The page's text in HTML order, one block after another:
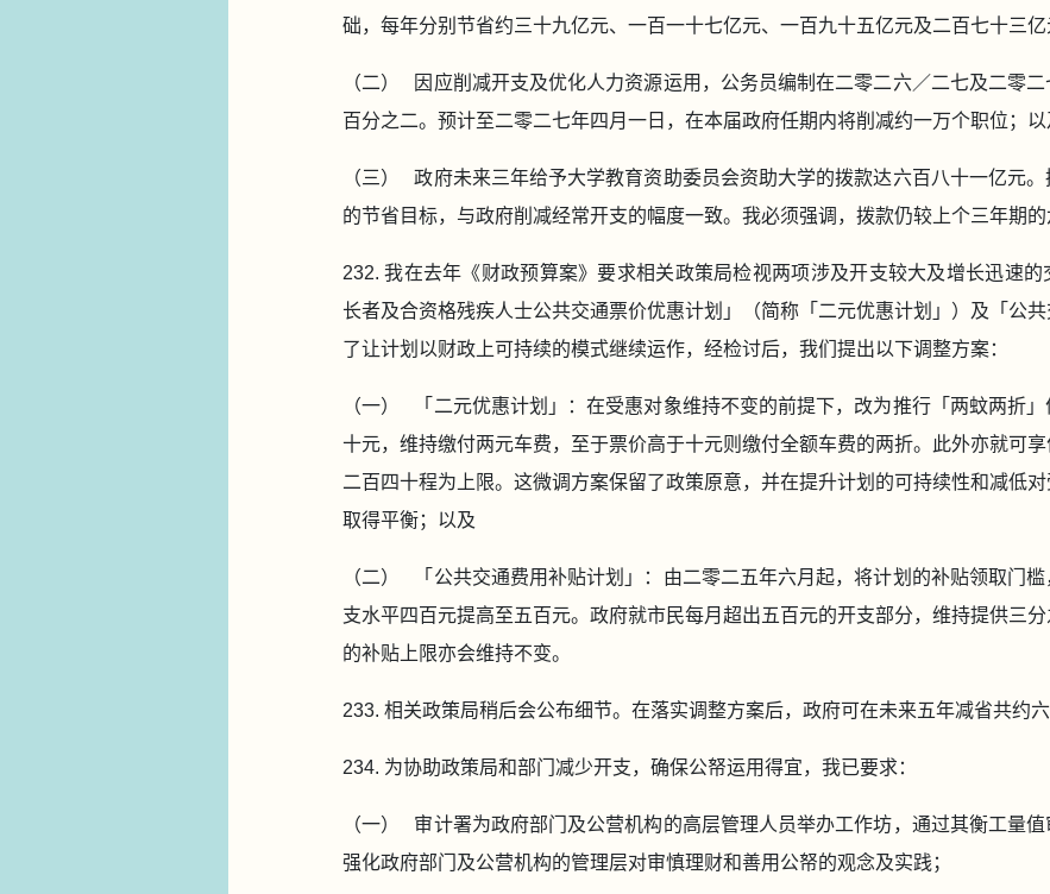
础，每年分别节省约三十九亿元、一百一十七亿元、一百九十五亿元及二百七十三亿
（二） 因应削减开支及优化人力资源运用，公务员编制在二零二六／二七及二零
百分之二。预计至二零二七年四月一日，在本届政府任期内将削减约一万个职位；以
（三） 政府未来三年给予大学教育资助委员会资助大学的拨款达六百八十一亿元
的节省目标，与政府削减经常开支的幅度一致。我必须强调，拨款仍较上个三年期的
232. 我在去年《财政预算案》要求相关政策局检视两项涉及开支较大及增长迅速
长者及合资格残疾人士公共交通票价优惠计划」（简称「二元优惠计划」）及「公
了让计划以财政上可持续的模式继续运作，经检讨后，我们提出以下调整方案：
（一） 「二元优惠计划」：在受惠对象维持不变的前提下，改为推行「两蚊两折
十元，维持缴付两元车费，至于票价高于十元则缴付全额车费的两折。此外亦就可
二百四十程为上限。这微调方案保留了政策原意，并在提升计划的可持续性和减低
取得平衡；以及
（二） 「公共交通费用补贴计划」：由二零二五年六月起，将计划的补贴领取门
支水平四百元提高至五百元。政府就市民每月超出五百元的开支部分，维持提供三
的补贴上限亦会维持不变。
233. 相关政策局稍后会公布细节。在落实调整方案后，政府可在未来五年减省共约六
234. 为协助政策局和部门减少开支，确保公帑运用得宜，我已要求：
（一） 审计署为政府部门及公营机构的高层管理人员举办工作坊，通过其衡工量值
强化政府部门及公营机构的管理层对审慎理财和善用公帑的观念及实践；